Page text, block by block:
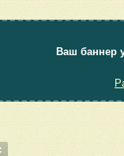
Ваш баннер